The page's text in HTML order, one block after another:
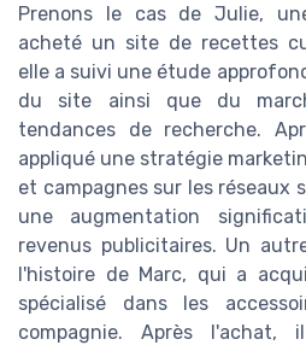
Prenons le cas de Julie,
acheté un site de recettes
elle a suivi une étude
du site ainsi que du
tendances de recherche.
appliqué une stratégie
et campagnes sur les réseaux
une augmentation
revenus publicitaires. Un
l'histoire de Marc, qui a
spécialisé dans les
compagnie. Après